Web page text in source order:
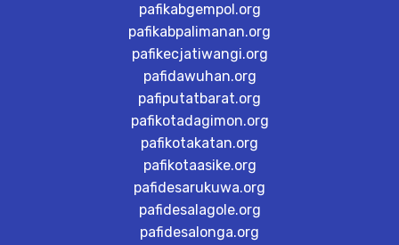
pafikabgempol.org
pafikabpalimanan.org
pafikecjatiwangi.org
pafidawuhan.org
pafiputatbarat.org
pafikotadagimon.org
pafikotakatan.org
pafikotaasike.org
pafidesarukuwa.org
pafidesalagole.org
pafidesalonga.org